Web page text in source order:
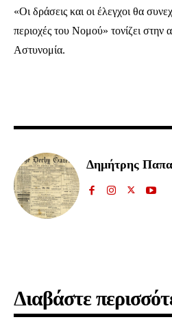
συνδρομητών μας και
συζήτησης.
Για να εγγραφείτε, απλά εισάγετε τη
μας ή πατάτε το κουμπί Εγγραφή. Μην
«Οι δράσεις και οι έλεγχοι θα
περιοχές του Νομού» τονίζει στην
Αστυνομία.
Δημήτρης
Διαβάστε